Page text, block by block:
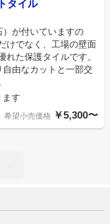
タイル
が付いていますの
けでなく、工場の壁面
れた保護タイルです。
由なカットと一部交
ます
希望小売価格 ￥5,300〜